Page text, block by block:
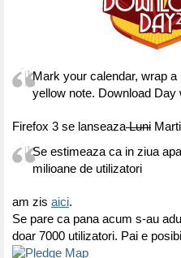
Mark your calendar, wrap
yellow note. Download Day
Firefox 3 se lanseazaLuni
Se estimeaza ca in ziua
milioane de utilizatori
am zis aici.
Se pare ca pana acum s-au
doar 7000 utilizatori. Pai e